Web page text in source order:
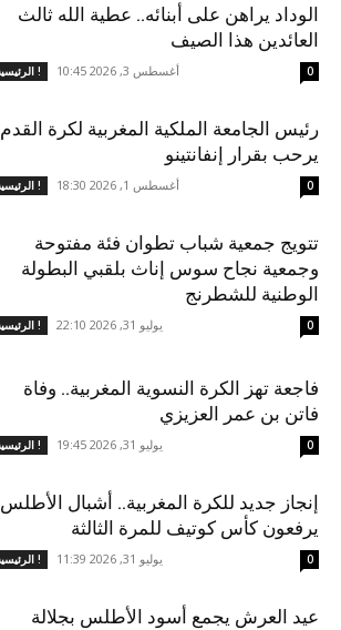
الوداد يراهن على أبنائه.. عطية الله ثالث
العائدين هذا الصيف
الرئيسية ! أغسطس 3, 2026 10:45 0
رئيس الجامعة الملكية المغربية لكرة القدم
يرحب بقرار إنفانتينو
الرئيسية ! أغسطس 1, 2026 18:30 0
تتويج جمعية شباب تطوان فئة مفتوحة
وجمعية نجاح سوس إناث بلقبي البطولة
الوطنية للشطرنج
الرئيسية ! يوليو 31, 2026 22:10 0
فاجعة تهز الكرة النسوية المغربية.. وفاة
فاتن بن عمر العزيزي
الرئيسية ! يوليو 31, 2026 19:45 0
إنجاز جديد للكرة المغربية.. أشبال الأطلس
يرفعون كأس كوتيف للمرة الثالثة
الرئيسية ! يوليو 31, 2026 11:39 0
عيد العرش يجمع أسود الأطلس بجلالة